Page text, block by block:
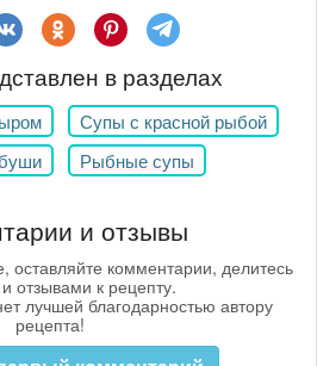
в разделах
Супы с красной рыбой
Рыбные супы
и отзывы
комментарии, делитесь
отзывами к рецепту.
лучшей благодарностью автору
рецепта!